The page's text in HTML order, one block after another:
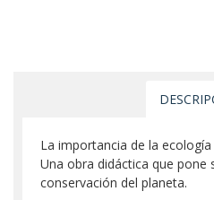
La importancia de la
Una obra didáctica que pone
conservación del planeta.